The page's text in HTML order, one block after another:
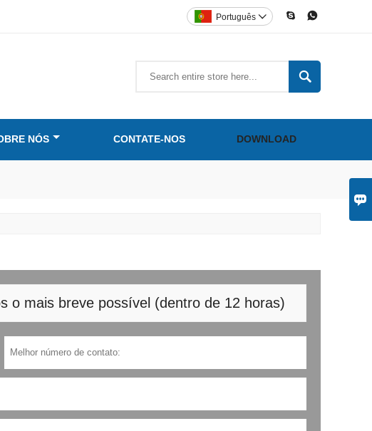

 
Português 

NÓS CONTATE-NOS DOWNLOAD
o mais breve possível (dentro de 12 horas)